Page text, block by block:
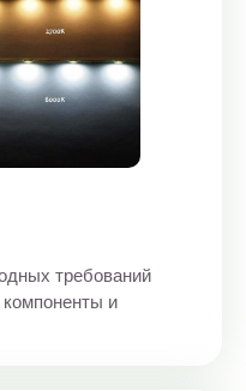
требований
компоненты и